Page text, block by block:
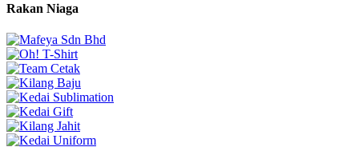
Rakan Niaga